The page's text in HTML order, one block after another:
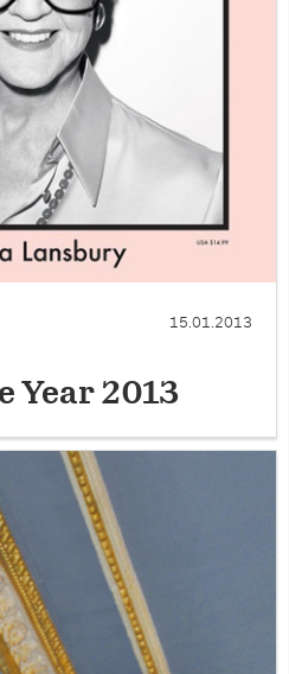
15.01.2013
Year 2013